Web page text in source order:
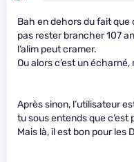
Bah en dehors du fait
pas rester brancher 107
l’alim peut cramer.
Ou alors c’est un
Après sinon, l’utilisateur
tu sous entends que c’est
Mais là, il est bon pour les